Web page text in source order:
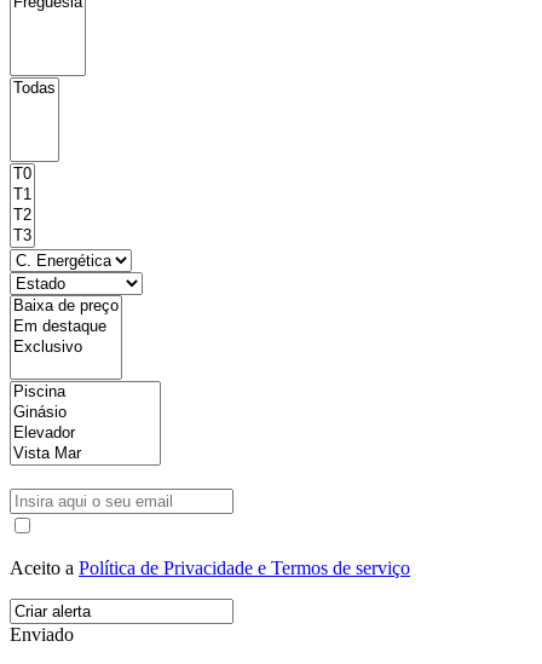
Aceito a Política de Privacidade e Termos de serviço
Enviado